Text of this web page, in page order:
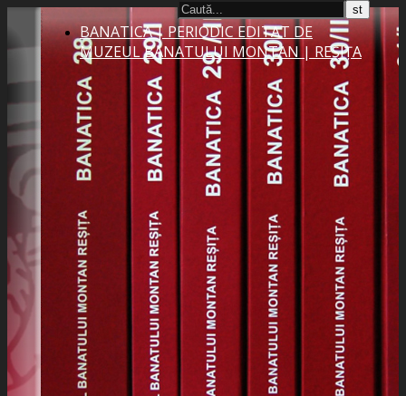
BANATICA | PERIODIC EDITAT DE
MUZEUL BANATULUI MONTAN | REȘIȚA